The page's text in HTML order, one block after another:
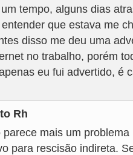
tempo, alguns dias
que estava me
disso me deu uma
no trabalho, porém
eu fui advertido, é
Rh
parece mais um problema
para rescisão indireta.